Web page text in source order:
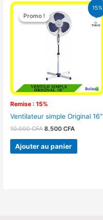
15%
Promo !
Remise : 15%
Promo !
Ventilateur simple Original 16″
10.000CFA
Le
prix
initial
était :
10.000 CFA.
8.500CFA
Le
Ajouter au panier